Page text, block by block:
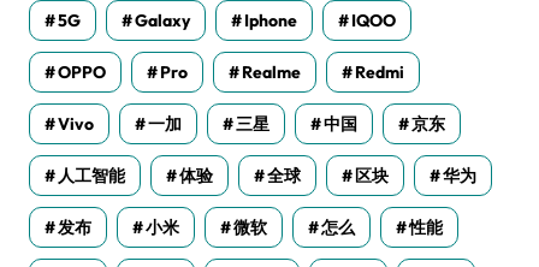
5G Galaxy Iphone IQOO
OPPO Pro Realme Redmi
Vivo 一加 三星 中国 京东
人工智能 体验 全球 区块 华为
发布 小米 微软 怎么 性能